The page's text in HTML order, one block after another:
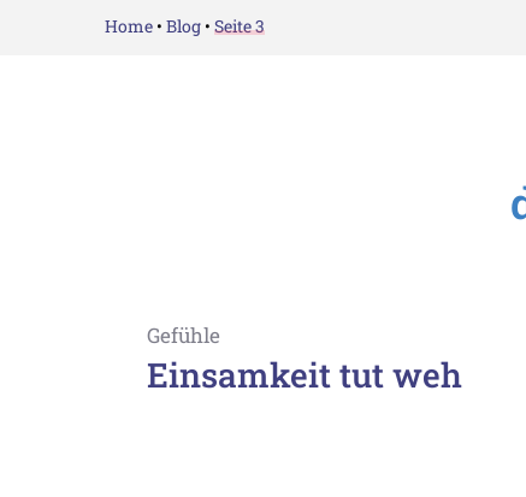
Home • Blog • Seite 3
Gefühle
Einsamkeit tut weh